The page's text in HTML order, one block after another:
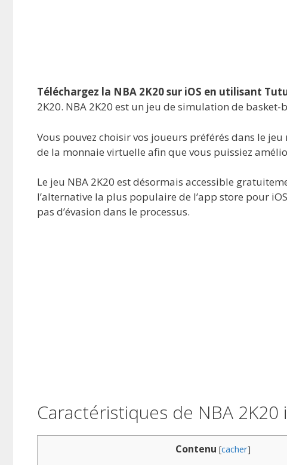
Téléchargez la NBA 2K20 sur iOS en utilisant
2K20. NBA 2K20 est un jeu de simulation de
Vous pouvez choisir vos joueurs préférés dans le
de la monnaie virtuelle afin que vous puissiez
Le jeu NBA 2K20 est désormais accessible
l’alternative la plus populaire de l’app store pour
pas d’évasion dans le processus.
Caractéristiques de NBA 2K20
Contenu [cacher]